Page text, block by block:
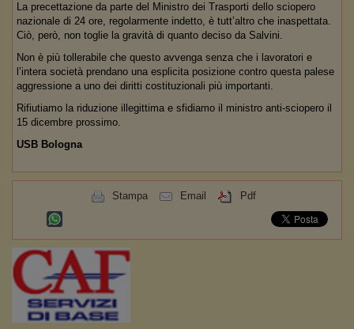
La precettazione da parte del Ministro dei Trasporti dello sciopero
nazionale di 24 ore, regolarmente indetto, è tutt’altro che inaspettata.
Ciò, però, non toglie la gravità di quanto deciso da Salvini.
Non è più tollerabile che questo avvenga senza che i lavoratori e
l’intera società prendano una esplicita posizione contro questa palese
aggressione a uno dei diritti costituzionali più importanti.
Rifiutiamo la riduzione illegittima e sfidiamo il ministro anti-sciopero il
15 dicembre prossimo.
USB Bologna
Stampa Email Pdf